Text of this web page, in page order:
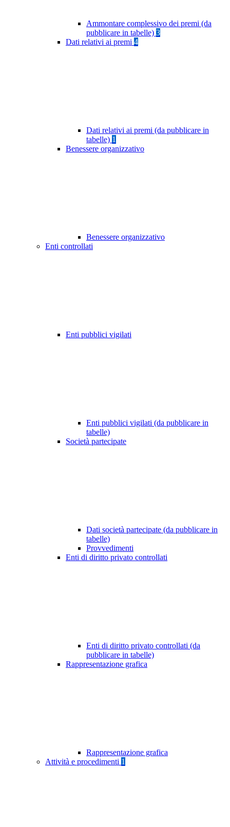
Ammontare complessivo dei premi (da
pubblicare in tabelle) 3
Dati relativi ai premi 4
Dati relativi ai premi (da pubblicare in
tabelle) 1
Benessere organizzativo
Benessere organizzativo
Enti controllati
Enti pubblici vigilati
Enti pubblici vigilati (da pubblicare in
tabelle)
Società partecipate
Dati società partecipate (da pubblicare in
tabelle)
Provvedimenti
Enti di diritto privato controllati
Enti di diritto privato controllati (da
pubblicare in tabelle)
Rappresentazione grafica
Rappresentazione grafica
Attività e procedimenti 1